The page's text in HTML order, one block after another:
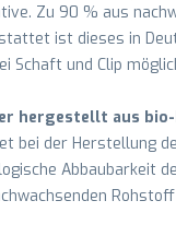
Zu 90 % aus
ist dieses in
Schaft und Clip
hergestellt aus
bei der Herstellung
Abbaubarkeit